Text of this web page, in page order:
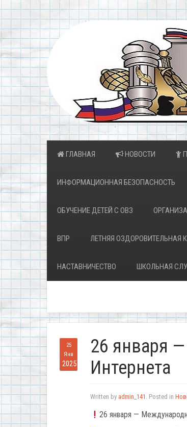
ГЛАВНАЯ НОВОСТИ
ИНФОРМАЦИОННАЯ БЕЗОПАСНОСТЬ
ОБУЧЕНИЕ ДЕТЕЙ С ОВЗ
ВПР ЛЕТНЯЯ ОЗДОРОВИТЕЛЬНАЯ
НАСТАВНИЧЕСТВО ШКОЛЬНАЯ
25
Янв
2025
26 января
Интернета
Written by admin_141 . Posted in
26 января —